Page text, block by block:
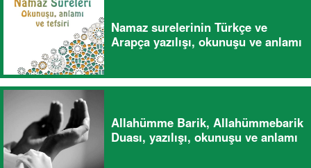
Namaz surelerinin Türkçe ve
Arapça yazılışı, okunuşu ve anlamı
Allahümme Barik, Allahümmebarik
Duası, yazılışı, okunuşu ve anlamı